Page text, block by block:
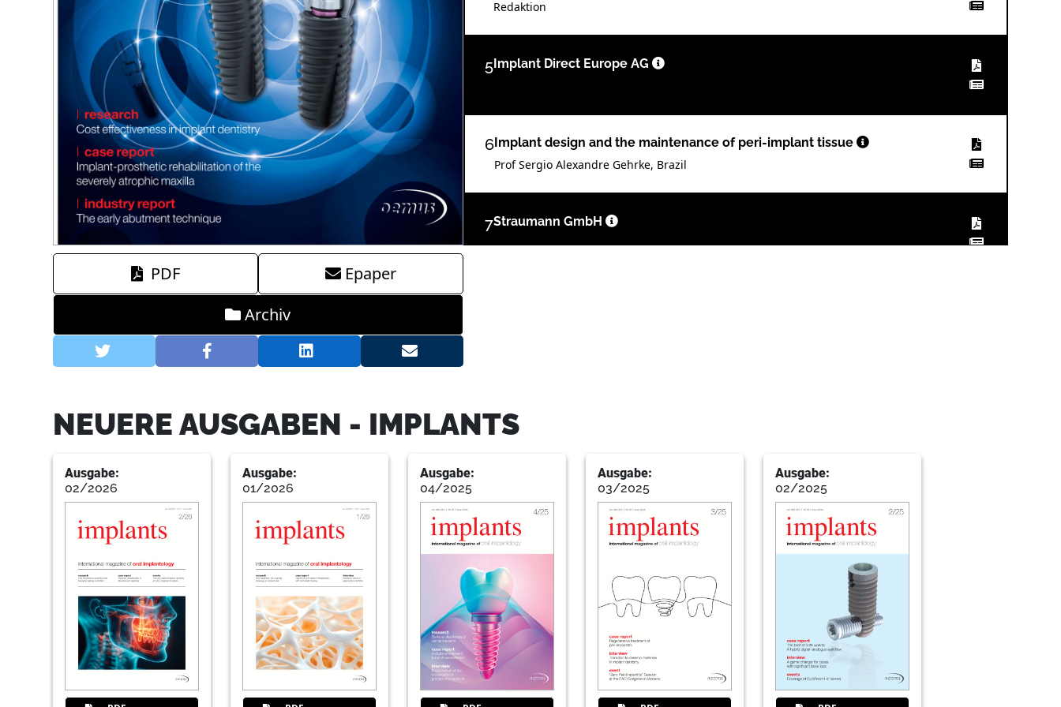
PDF
Epaper
Archiv
Redaktion
5Implant Direct Europe AG
6Implant design and the maintenance of peri-implant tissue
Prof Sergio Alexandre Gehrke, Brazil
7Straumann GmbH
Cost effectiveness in implant dentistry
Prof Dr Mauro Labanca, Italy
15Planmeca Vertriebs GmbH
18Perio meets implant dentistry - A time-tested relationship
Prof Dr Rainer Buchmann, Germany
2143. International annual congress of the dgzi
NEUERE AUSGABEN - IMPLANTS
Ausgabe:
02/2026
Ausgabe:
01/2026
Ausgabe:
04/2025
Ausgabe:
03/2025
Ausgabe:
02/2025